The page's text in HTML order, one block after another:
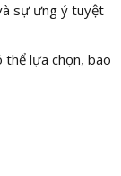
sự ưng ý tuyệt
thể lựa chọn, bao